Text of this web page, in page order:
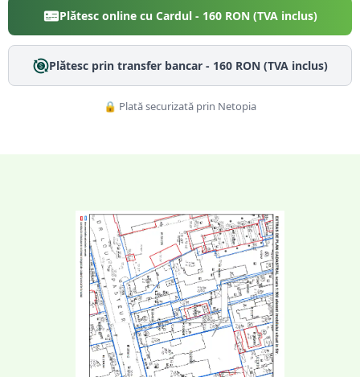
Plătesc online cu Cardul - 160RON (TVA inclus)
Plătesc prin transfer bancar - 160RON (TVA inclus)
🔒 Plată securizată prin Netopia